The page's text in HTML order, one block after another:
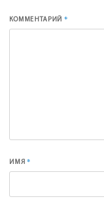
КОММЕНТАРИЙ*
ИМЯ*